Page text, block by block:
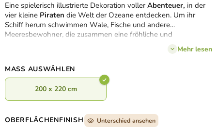
Eine spielerisch illustrierte Dekoration voller Abenteuer, in der
vier kleine Piraten die Welt der Ozeane entdecken. Um ihr
Schiff herum schwimmen Wale, Fische und andere
Meeresbewohner, die zusammen eine fröhliche und
farbenfrohe Szene bilden. Eine tolle Ergänzung für dasMehr lesen
MASS AUSWÄHLEN
200 x 220 cm
OBERFLÄCHENFINISH Unterschied ansehen